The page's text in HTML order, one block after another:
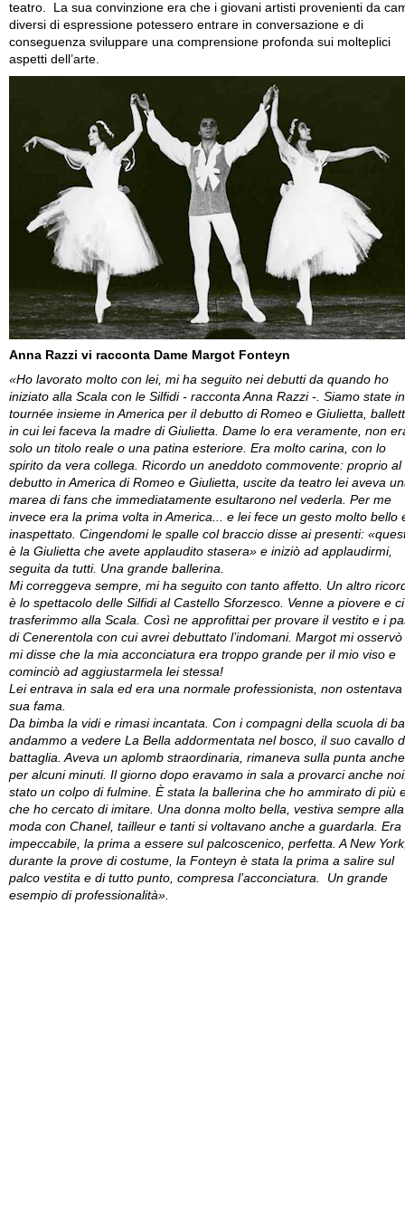
teatro. La sua convinzione era che i giovani artisti provenienti da
diversi di espressione potessero entrare in conversazione e di
conseguenza sviluppare una comprensione profonda sui molteplici
aspetti dell’arte.
Anna Razzi vi racconta Dame Margot Fonteyn
«Ho lavorato molto con lei, mi ha seguito nei debutti da quando ho
iniziato alla Scala con le Silfidi - racconta Anna Razzi -. Siamo state in
tournée insieme in America per il debutto di Romeo e Giulietta,
in cui lei faceva la madre di Giulietta. Dame lo era veramente, non
solo un titolo reale o una patina esteriore. Era molto carina, con lo
spirito da vera collega. Ricordo un aneddoto commovente: proprio al
debutto in America di Romeo e Giulietta, uscite da teatro lei aveva
marea di fans che immediatamente esultarono nel vederla. Per me
invece era la prima volta in America... e lei fece un gesto molto bello
inaspettato. Cingendomi le spalle col braccio disse ai presenti:
è la Giulietta che avete applaudito stasera» e iniziò ad applaudirmi,
seguita da tutti. Una grande ballerina.
Mi correggeva sempre, mi ha seguito con tanto affetto. Un altro
è lo spettacolo delle Silfidi al Castello Sforzesco. Venne a piovere e ci
trasferimmo alla Scala. Così ne approfittai per provare il vestito e i
di Cenerentola con cui avrei debuttato l’indomani. Margot mi osservò
mi disse che la mia acconciatura era troppo grande per il mio viso e
cominciò ad aggiustarmela lei stessa!
Lei entrava in sala ed era una normale professionista, non ostentava
sua fama.
Da bimba la vidi e rimasi incantata. Con i compagni della scuola di
andammo a vedere La Bella addormentata nel bosco, il suo cavallo
battaglia. Aveva un aplomb straordinaria, rimaneva sulla punta anche
per alcuni minuti. Il giorno dopo eravamo in sala a provarci anche
stato un colpo di fulmine. È stata la ballerina che ho ammirato di più
che ho cercato di imitare. Una donna molto bella, vestiva sempre alla
moda con Chanel, tailleur e tanti si voltavano anche a guardarla. Era
impeccabile, la prima a essere sul palcoscenico, perfetta. A New
durante la prove di costume, la Fonteyn è stata la prima a salire sul
palco vestita e di tutto punto, compresa l’acconciatura. Un grande
esempio di professionalità».